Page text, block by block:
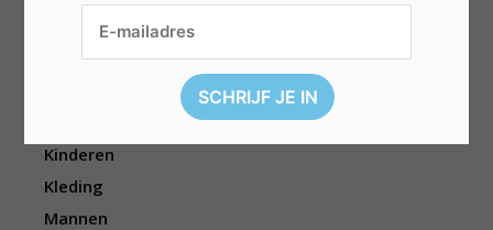
Elektronica
Kinderen
Kleding
Mannen